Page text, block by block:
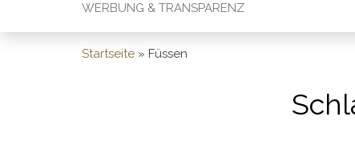
WERBUNG & TRANSPARENZ
Startseite » Füssen